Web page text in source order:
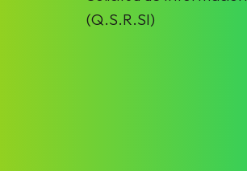
(Q.S.R.SI)